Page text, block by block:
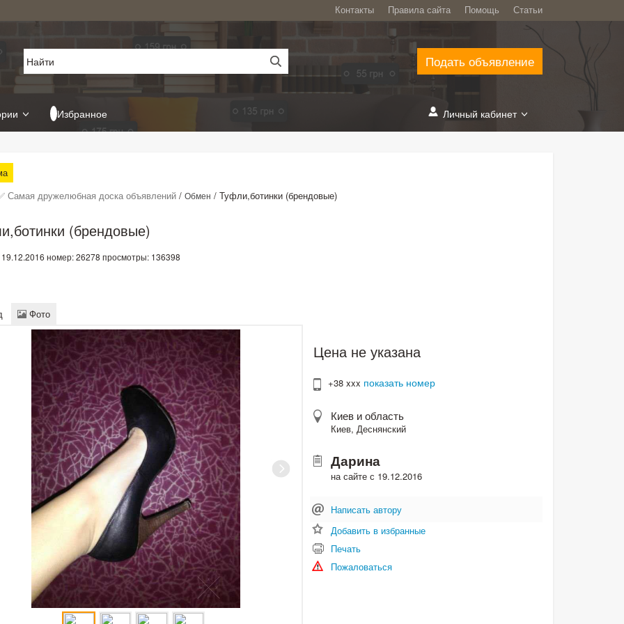
Контакты Правила сайта Помощь Статьи
Подать объявление
Избранное Личный кабинет
Самая дружелюбная доска объявлений / Обмен / Туфли,ботинки (брендовые)
(брендовые)
номер: 26278 просмотры: 136398
Фото
Цена не указана
+38 xxx показать номер
Киев и область
Киев, Деснянский
Дарина
на сайте с 19.12.2016
Написать автору
Добавить в избранные
Печать
Пожаловаться